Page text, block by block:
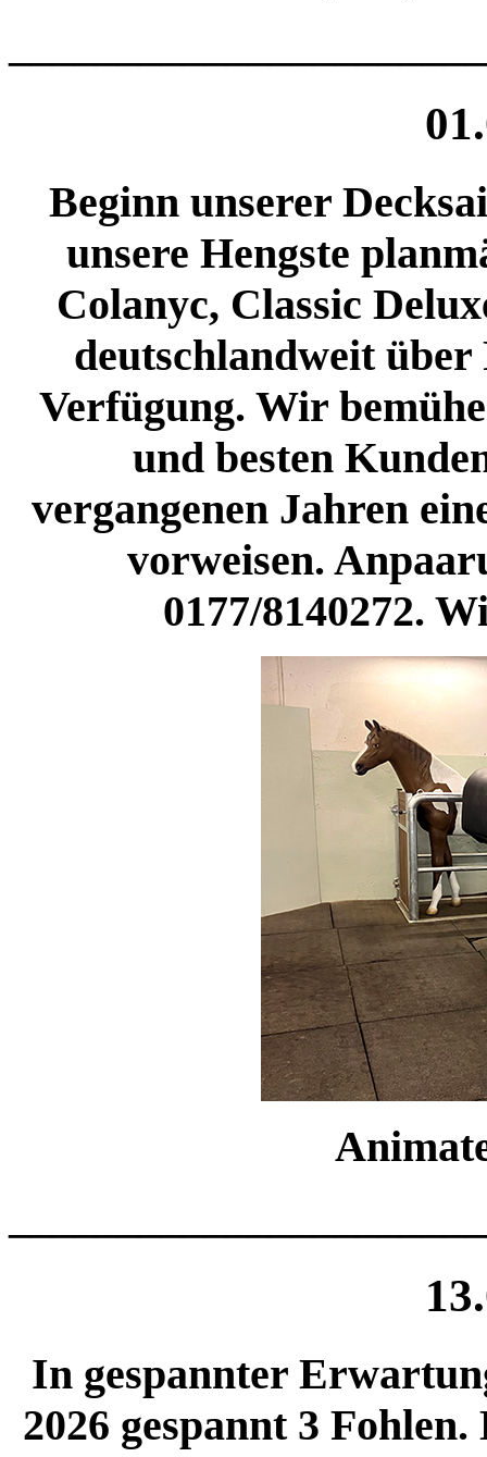
Beginn unserer
unsere Hengste
Colanyc, Classic
deutschlandweit
Verfügung. Wir
und besten
vergangenen Jahren
vorweisen.
0177/8140272.
In gespannter
2026 gespannt 3